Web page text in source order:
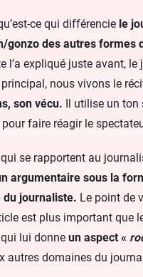
ce qui différencie le
gonzo des autres formes
l’a expliqué juste avant,
nous vivons le
son vécu. Il utilise un ton
faire réagir le
se rapportent au
argumentaire sous la
journaliste. Le point de
est plus important que
qui lui donne un aspect «
autres domaines du